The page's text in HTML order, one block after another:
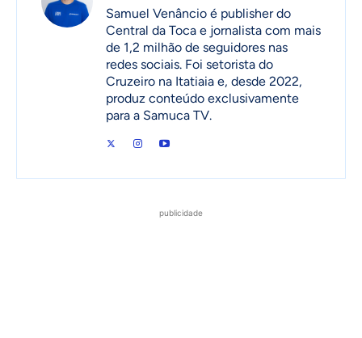
Samuel Venâncio é publisher do
Central da Toca e jornalista com mais
de 1,2 milhão de seguidores nas
redes sociais. Foi setorista do
Cruzeiro na Itatiaia e, desde 2022,
produz conteúdo exclusivamente
para a Samuca TV.
publicidade